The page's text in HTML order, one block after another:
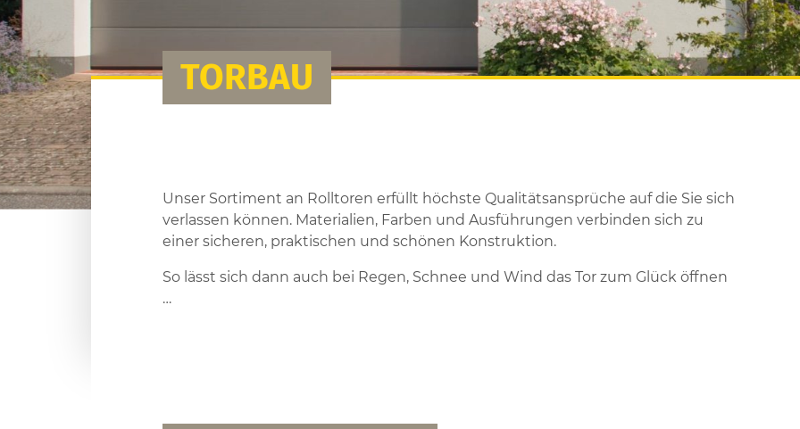
TORBAU
Unser Sortiment an Rolltoren erfüllt höchste Qualitätsansprüche auf die Sie sich
verlassen können. Materialien, Farben und Ausführungen verbinden sich zu
einer sicheren, praktischen und schönen Konstruktion.
So lässt sich dann auch bei Regen, Schnee und Wind das Tor zum Glück öffnen
…